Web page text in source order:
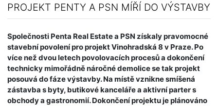
PROJEKT PENTY A PSN MÍŘÍ DO VÝSTAVBY
Společnosti Penta Real Estate a PSN získaly pravomocné
stavební povolení pro projekt Vinohradská 8 v Praze. Po
více než dvou letech povolovacích procesů a dokončení
technicky mimořádně náročné demolice se tak projekt
posouvá do fáze výstavby. Na místě vznikne smíšená
zástavba s byty, butikové kanceláře a aktivní parter s
obchody a gastronomií. Dokončení projektu je plánováno